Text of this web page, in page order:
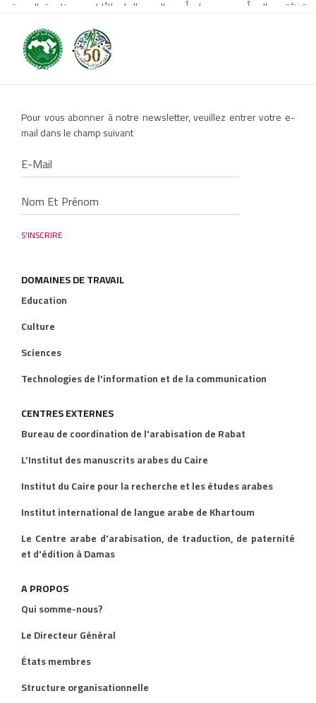
تهنئة معالي أ.د محمد ولد أعمر المدير العام للألكسو بمناسبة العودة
المدرسية والجامعة 2021/2020 (2)
31 août 2020
Pour vous abonner à notre newsletter, veuillez entrer votre e-
mail dans le champ suivant
DOMAINES DE TRAVAIL
Education
Culture
Sciences
Technologies de l'information et de la communication
CENTRES EXTERNES
Bureau de coordination de l'arabisation de Rabat
L'Institut des manuscrits arabes du Caire
Institut du Caire pour la recherche et les études arabes
Institut international de langue arabe de Khartoum
Le Centre arabe d'arabisation, de traduction, de paternité
et d'édition à Damas
A PROPOS
Qui somme-nous?
Le Directeur Général
États membres
Structure organisationnelle